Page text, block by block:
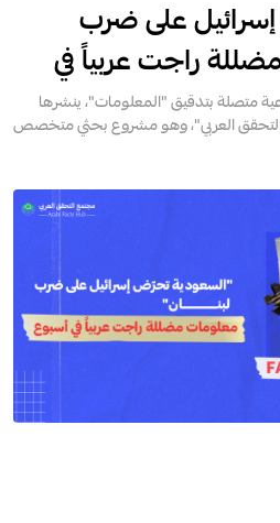
على ضرب
راجت عربياً في
متصلة بتدقيق "المعلومات"، ينشرها
التحقق العربي"، وهو مشروع بحثي متخصص